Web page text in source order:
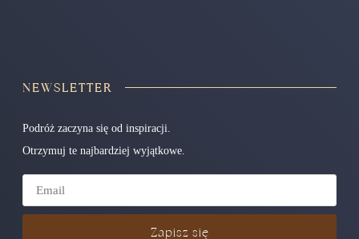
NEWSLETTER
Podróż zaczyna się od inspiracji.
Otrzymuj te najbardziej wyjątkowe.
Zapisz się